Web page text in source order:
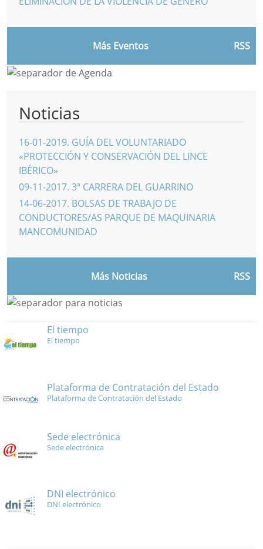
Más Eventos RSS
Noticias
16-01-2019. GUÍA DEL VOLUNTARIADO
«PROTECCIÓN Y CONSERVACIÓN DEL LINCE
IBÉRICO»
09-11-2017. 3ª CARRERA DEL GUARRINO
14-06-2017. BOLSAS DE TRABAJO DE
CONDUCTORES/AS PARQUE DE MAQUINARIA
MANCOMUNIDAD
Más Noticias RSS
El tiempo
El tiempo
Plataforma de Contratación del Estado
Plataforma de Contratación del Estado
Sede electrónica
Sede electrónica
DNI electrónico
DNI electrónico